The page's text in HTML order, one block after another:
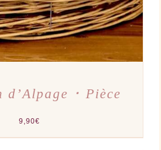
d’Alpage ･ Pièce
9,90€